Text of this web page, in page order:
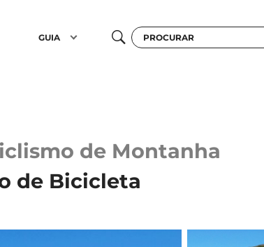
GUIA
de Montanha
de Bicicleta